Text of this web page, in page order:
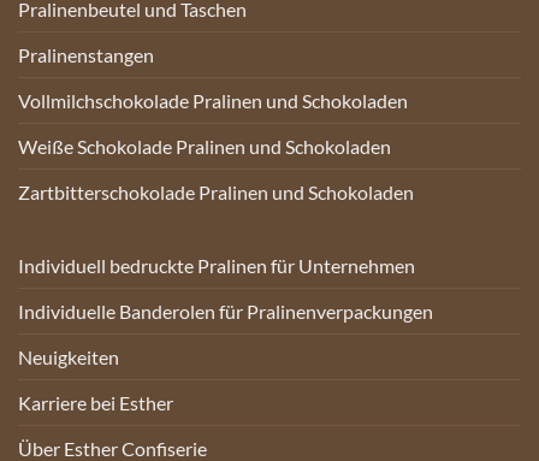
Pralinenbeutel und Taschen
Pralinenstangen
Vollmilchschokolade Pralinen und Schokoladen
Weiße Schokolade Pralinen und Schokoladen
Zartbitterschokolade Pralinen und Schokoladen
Individuell bedruckte Pralinen für Unternehmen
Individuelle Banderolen für Pralinenverpackungen
Neuigkeiten
Karriere bei Esther
Über Esther Confiserie